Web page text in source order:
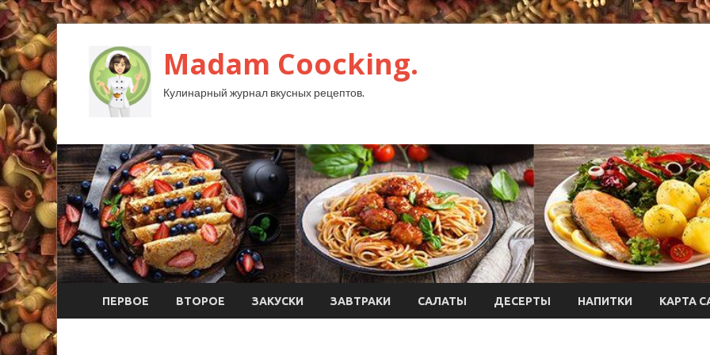
Madam Coocking.
Кулинарный журнал вкусных рецептов.
ПЕРВОЕ ВТОРОЕ ЗАКУСКИ ЗАВТРАКИ САЛАТЫ ДЕСЕРТЫ НАПИТКИ КАРТА